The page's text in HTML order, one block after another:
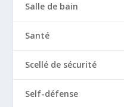
Salle de bain
Santé
Scellé de sécurité
Self-défense